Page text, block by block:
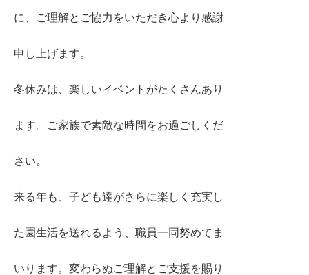
に、ご理解とご協力をいただき心より感謝
申し上げます。
冬休みは、楽しいイベントがたくさんあり
ます。ご家族で素敵な時間をお過ごしくだ
さい。
来る年も、子ども達がさらに楽しく充実し
た園生活を送れるよう、職員一同努めてま
いります。変わらぬご理解とご支援を賜り